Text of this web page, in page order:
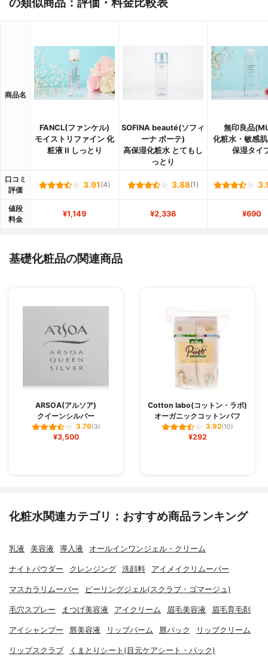
商品名
FANCL(ファンケル)
モイストリファイン 化
粧液 II しっとり
SOFINA beauté(ソフィ
ーナ ボーテ)
高保湿化粧水 とてもし
っとり
無印良品
化粧水・敏感
保湿タイ
口コミ
評価
3.91 (4) 3.88(1)
値段
料金
¥1,149 ¥2,336 ¥690
基礎化粧品の関連商品
ARSOA(アルソア)
クイーンシルバー
3.76(3)
¥3,500
Cotton labo(コットン・ラボ)
オーガニックコットンパフ
3.92(10)
¥292
化粧水関連カテゴリ：おすすめ商品ランキング
乳液 美容液 導入液 オールインワンジェル・クリーム
ナイトパウダー クレンジング 洗顔料 アイメイクリムーバー
マスカラリムーバー ピーリングジェル(スクラブ・ゴマージュ)
毛穴スプレー まつげ美容液 アイクリーム 眉毛美容液 眉毛育毛剤
アイシャンプー 唇美容液 リップバーム 唇パック リップクリーム
リップスクラブ くまとりシート(目元ケアシート・パック)